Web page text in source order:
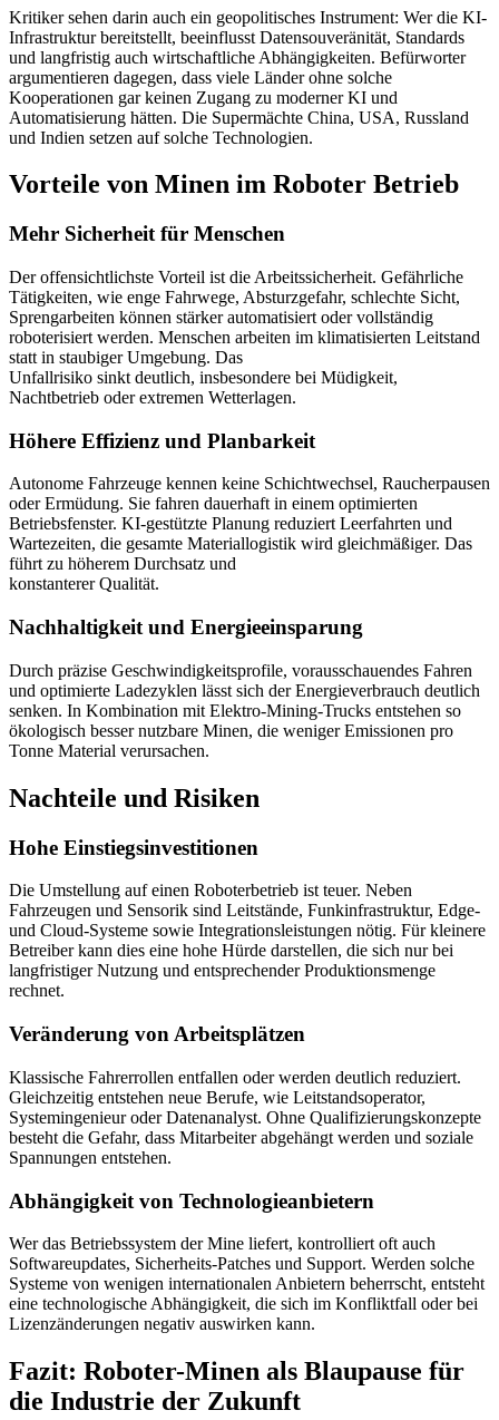
Kritiker sehen darin auch ein geopolitisches Instrument: Wer die KI-
Infrastruktur bereitstellt, beeinflusst Datensouveränität, Standards
und langfristig auch wirtschaftliche Abhängigkeiten. Befürworter
argumentieren dagegen, dass viele Länder ohne solche
Kooperationen gar keinen Zugang zu moderner KI und
Automatisierung hätten. Die Supermächte China, USA, Russland
und Indien setzen auf solche Technologien.
Vorteile von Minen im Roboter Betrieb
Mehr Sicherheit für Menschen
Der offensichtlichste Vorteil ist die Arbeitssicherheit. Gefährliche
Tätigkeiten, wie enge Fahrwege, Absturzgefahr, schlechte Sicht,
Sprengarbeiten können stärker automatisiert oder vollständig
roboterisiert werden. Menschen arbeiten im klimatisierten Leitstand
statt in staubiger Umgebung. Das
Unfallrisiko sinkt deutlich, insbesondere bei Müdigkeit,
Nachtbetrieb oder extremen Wetterlagen.
Höhere Effizienz und Planbarkeit
Autonome Fahrzeuge kennen keine Schichtwechsel, Raucherpausen
oder Ermüdung. Sie fahren dauerhaft in einem optimierten
Betriebsfenster. KI-gestützte Planung reduziert Leerfahrten und
Wartezeiten, die gesamte Materiallogistik wird gleichmäßiger. Das
führt zu höherem Durchsatz und
konstanterer Qualität.
Nachhaltigkeit und Energieeinsparung
Durch präzise Geschwindigkeitsprofile, vorausschauendes Fahren
und optimierte Ladezyklen lässt sich der Energieverbrauch deutlich
senken. In Kombination mit Elektro-Mining-Trucks entstehen so
ökologisch besser nutzbare Minen, die weniger Emissionen pro
Tonne Material verursachen.
Nachteile und Risiken
Hohe Einstiegsinvestitionen
Die Umstellung auf einen Roboterbetrieb ist teuer. Neben
Fahrzeugen und Sensorik sind Leitstände, Funkinfrastruktur, Edge-
und Cloud-Systeme sowie Integrationsleistungen nötig. Für kleinere
Betreiber kann dies eine hohe Hürde darstellen, die sich nur bei
langfristiger Nutzung und entsprechender Produktionsmenge
rechnet.
Veränderung von Arbeitsplätzen
Klassische Fahrerrollen entfallen oder werden deutlich reduziert.
Gleichzeitig entstehen neue Berufe, wie Leitstandsoperator,
Systemingenieur oder Datenanalyst. Ohne Qualifizierungskonzepte
besteht die Gefahr, dass Mitarbeiter abgehängt werden und soziale
Spannungen entstehen.
Abhängigkeit von Technologieanbietern
Wer das Betriebssystem der Mine liefert, kontrolliert oft auch
Softwareupdates, Sicherheits-Patches und Support. Werden solche
Systeme von wenigen internationalen Anbietern beherrscht, entsteht
eine technologische Abhängigkeit, die sich im Konfliktfall oder bei
Lizenzänderungen negativ auswirken kann.
Fazit: Roboter-Minen als Blaupause für
die Industrie der Zukunft